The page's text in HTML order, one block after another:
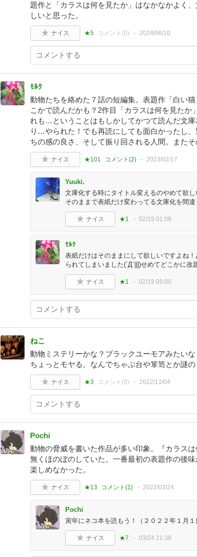
題作と「カラスは何を見たか」はなかなかよく
しいと思った。
ナイス ★5 コメント(0) 2024/06/10
ﾓﾙｸ
動物たちを絡めた７話の短編集。表題作「白い
こかで読んだかも？2作目「カラスは何を見た
れも…ということはもしかしてかつて読んだ文
り…やられた！でも再読にしても面白かったし
ちの感の良さ、そして振り回される人間。またそ
ナイス ★101 コメント(2) 2023/02/17
Yuuki.
文庫化する時にタイトル変えるのやめて欲
そのままで表紙だけ変わってる文庫化を間
ナイス ★1 02/19 01:08
ﾓﾙｸ
表紙だけはそのままにして欲しいですよね
られてしまいました(´Д`|||)せめてどこかに改
ナイス ★1 02/19 05:00
ねこ
動物ミステリーかな？ブラックユーモアみたい
ちょっとモヤる。なんでちゃぶ台や箪笥とか謎
ナイス ★3 コメント(0) 2022/11/04
Pochi
動物の脅威を書いた作品が多い印象。『カラス
無くほのぼのしていた。一番最初の表題作の後
楽しめなかった。
ナイス ★13 コメント(1) 2022/03/24
Pochi
寅年にネコ本を読もう！（２０２２年１月１
ナイス ★7 03/24 21:38